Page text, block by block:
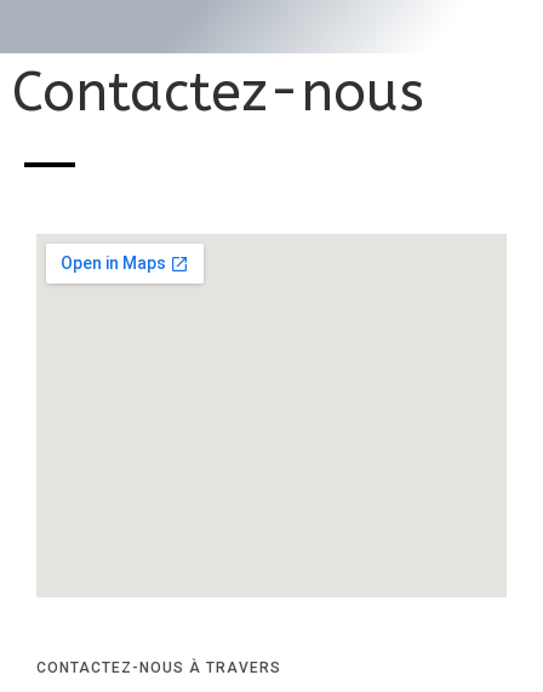
Contactez-nous
CONTACTEZ-NOUS À TRAVERS